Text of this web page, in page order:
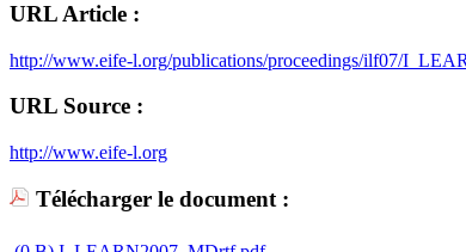
URL Article :
http://www.eife-l.org/publications/proceedings/ilf07/
URL Source :
http://www.eife-l.org
Télécharger le document :